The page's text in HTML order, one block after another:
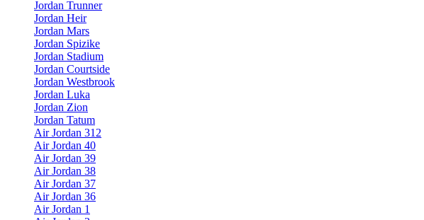
Jordan Trunner
Jordan Heir
Jordan Mars
Jordan Spizike
Jordan Stadium
Jordan Courtside
Jordan Westbrook
Jordan Luka
Jordan Zion
Jordan Tatum
Air Jordan 312
Air Jordan 40
Air Jordan 39
Air Jordan 38
Air Jordan 37
Air Jordan 36
Air Jordan 1